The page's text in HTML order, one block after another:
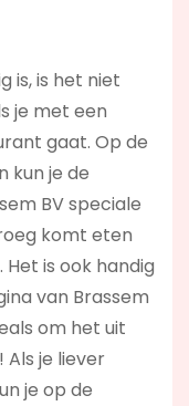
is, is het niet
je met een
gaat. Op de
kun je de
BV speciale
komt eten
is ook handig
van Brassem
om het uit
je liever
je op de